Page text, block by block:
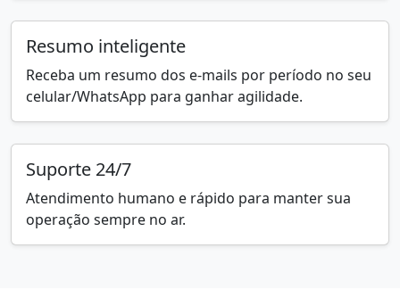
Resumo inteligente
Receba um resumo dos e-mails por período no seu
celular/WhatsApp para ganhar agilidade.
Suporte 24/7
Atendimento humano e rápido para manter sua
operação sempre no ar.